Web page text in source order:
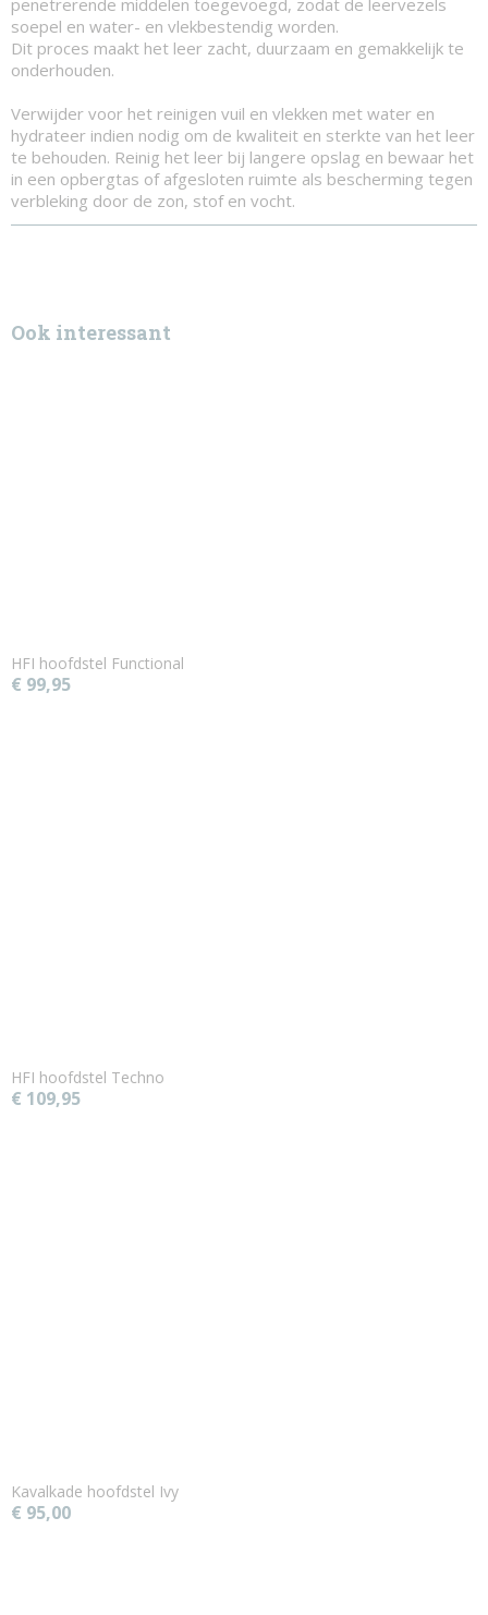
penetrerende middelen toegevoegd, zodat de leervezels
soepel en water- en vlekbestendig worden.
Dit proces maakt het leer zacht, duurzaam en gemakkelijk te
onderhouden.
Verwijder voor het reinigen vuil en vlekken met water en
hydrateer indien nodig om de kwaliteit en sterkte van het leer
te behouden. Reinig het leer bij langere opslag en bewaar het
in een opbergtas of afgesloten ruimte als bescherming tegen
verbleking door de zon, stof en vocht.
Ook interessant
HFI hoofdstel Functional
€ 99,95
HFI hoofdstel Techno
€ 109,95
Kavalkade hoofdstel Ivy
€ 95,00